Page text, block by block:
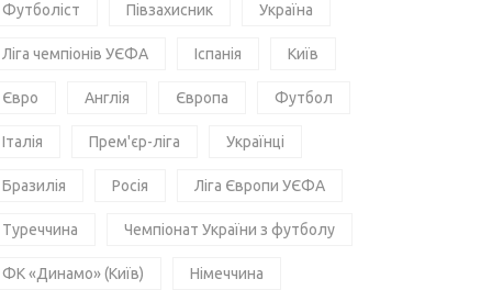
Футболіст Півзахисник Україна
Ліга чемпіонів УЄФА Іспанія Київ
Євро Англія Європа Футбол
Італія Прем'єр-ліга Українці
Бразилія Росія Ліга Європи УЄФА
Туреччина Чемпіонат України з футболу
ФК «Динамо» (Київ) Німеччина